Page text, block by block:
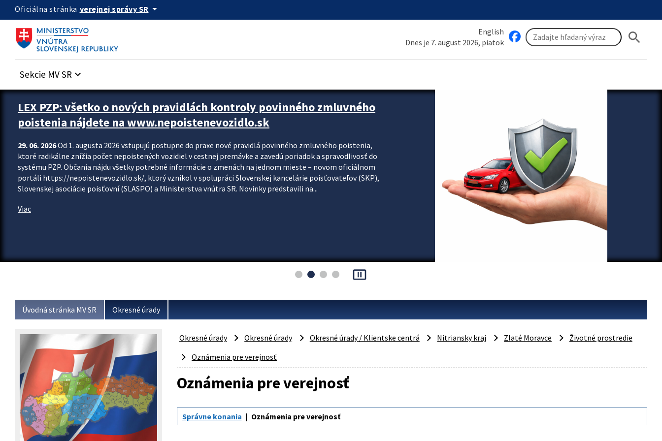
Preskocit na hlavný obsah
Oficiálna stránka verejnej správy SR arrow_drop_down
English
Dnes je 7. august 2026, piatok
search
Sekcie MV SR keyboard_arrow_down
Zastavit automatický posun upútavok
LEX PZP: všetko o nových pravidlách kontroly povinného zmluvného
poistenia nájdete na www.nepoistenevozidlo.sk
29. 06. 2026Od 1. augusta 2026 vstupujú postupne do praxe nové pravidlá povinného zmluvného poistenia,
ktoré radikálne znížia počet nepoistených vozidiel v cestnej premávke a zavedú poriadok a spravodlivosť do
systému PZP. Občania nájdu všetky potrebné informácie o zmenách na jednom mieste – novom oficiálnom
portáli https://nepoistenevozidlo.sk/, ktorý vznikol v spolupráci Slovenskej kancelárie poisťovateľov (SKP),
Slovenskej asociácie poisťovní (SLASPO) a Ministerstva vnútra SR. Novinky predstavili na...
Viac
pause_presentation
Úvodná stránka MV SR Okresné úrady
Okresné úrady Okresné úrady Okresné úrady / Klientske centrá Nitriansky kraj Zlaté Moravce
Životné prostredie
Oznámenia pre verejnosť
Oznámenia pre verejnosť
Správne konania Oznámenia pre verejnosť